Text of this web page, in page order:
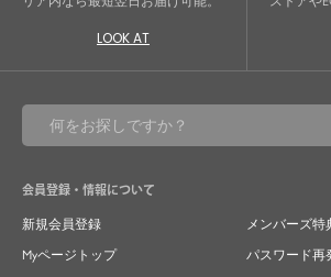
LOOK AT
会員登録・情報について
新規会員登録
メンバーズ特
Myページトップ
パスワード再